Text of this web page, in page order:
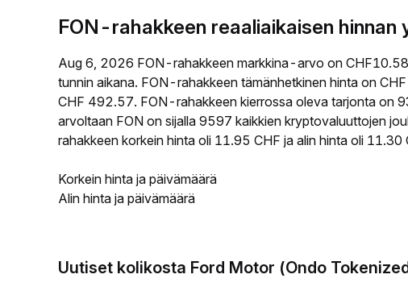
FON-rahakkeen reaaliaikaisen hinnan
Aug 6, 2026 FON-rahakkeen markkina-arvo on
tunnin aikana. FON-rahakkeen tämänhetkinen hinta on
CHF 492.57. FON-rahakkeen kierrossa oleva tarjonta on
arvoltaan FON on sijalla 9597 kaikkien kryptovaluuttojen
rahakkeen korkein hinta oli 11.95 CHF ja alin hinta oli 11.30
Korkein hinta ja päivämäärä
Alin hinta ja päivämäärä
Uutiset kolikosta Ford Motor (Ondo